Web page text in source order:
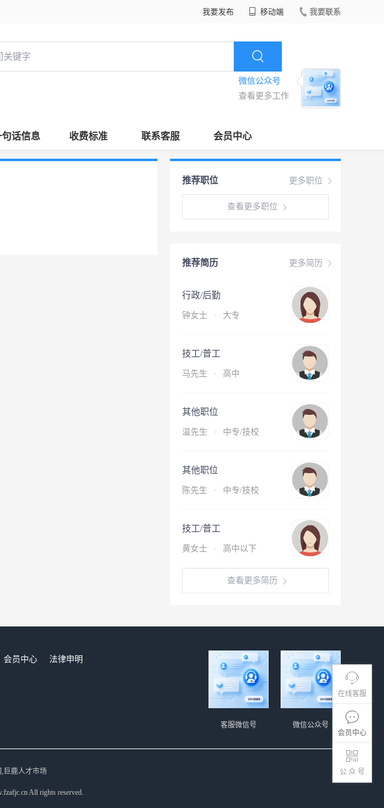
我要发布 移动端 我要联系
微信公众号
查看更多工作
句话信息 收费标准 联系客服 会员中心
在线客服
会员中心
公 众 号
更多职位
推荐职位
查看更多职位
更多简历
推荐简历
行政/后勤
钟女士 · 大专
技工/普工
马先生 · 高中
其他职位
温先生 · 中专/技校
其他职位
陈先生 · 中专/技校
技工/普工
黄女士 · 高中以下
查看更多简历
会员中心
法律申明
微信公众号
客服微信号
,巨鹿人才市场
All rights reserved.